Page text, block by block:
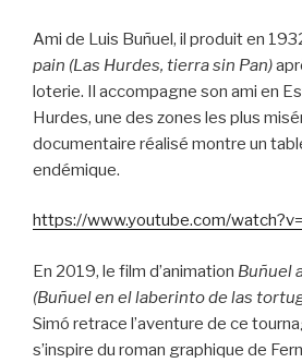
Ami de Luis Buñuel, il produit en
pain (Las Hurdes, tierra sin Pan)
loterie. Il accompagne son ami en
Hurdes, une des zones les plus
documentaire réalisé montre un
endémique.
https://www.youtube.com/
En 2019, le film d’animation Buñuel
(Buñuel en el laberinto de las
Simó retrace l’aventure de ce
s’inspire du roman graphique de